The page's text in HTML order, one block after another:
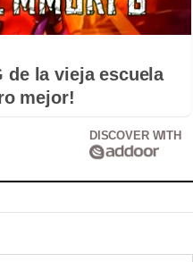
de la vieja escuela
mejor!
DISCOVER WITH